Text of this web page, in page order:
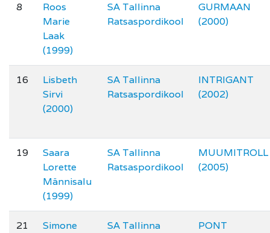
8
Roos
Marie
Laak
(1999)
SA Tallinna
Ratsaspordikool
GURMAAN
(2000)
16
Lisbeth
Sirvi
(2000)
SA Tallinna
Ratsaspordikool
INTRIGANT
(2002)
19
Saara
Lorette
Männisalu
(1999)
SA Tallinna
Ratsaspordikool
MUUMITROLL
(2005)
21
Simone
SA Tallinna
PONT